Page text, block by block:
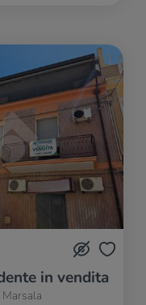
in vendita